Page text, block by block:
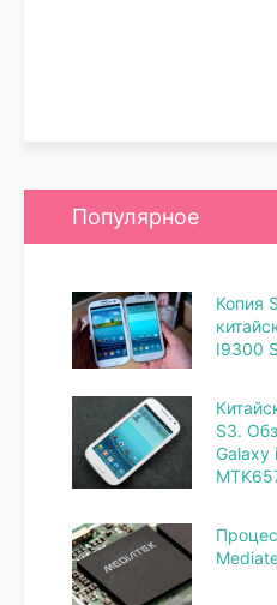
Популярное
Копия
I9300
S3.
Galaxy